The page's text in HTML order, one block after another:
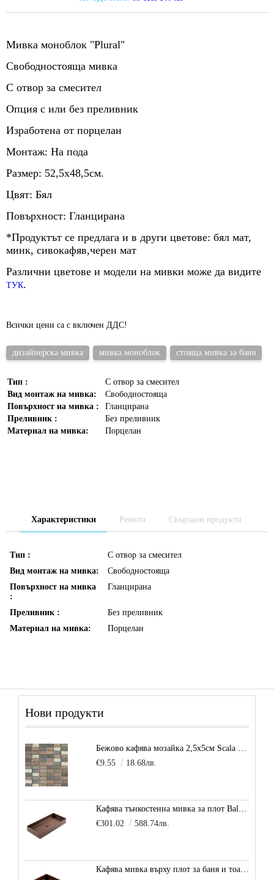
Мивка моноблок "Plural"
Свободностояща мивка
С отвор за смесител
Опция с или без преливник
Изработена от порцелан
Монтаж: На пода
Размер: 52,5х48,5см.
Цвят: Бял
Повърхност: Гланцирана
*Продуктът се предлага и в други цветове: бял мат,
минк, сивокафяв,черен мат
Различни цветове и модели на мивки може да видите
ТУК.
Всички цени са с включен ДДС!
дизайнерска мивка мивка моноблок стояща мивка за баня
Тип :
С отвор за смесител
Вид монтаж на мивка:
Свободностояща
Повърхност на мивка :
Гланцирана
Преливник :
Без преливник
Материал на мивка:
Порцелан
Характеристики Ревюта Свързани продукти
Тип :
С отвор за смесител
Вид монтаж на мивка:
Свободностояща
Повърхност на мивка
:
Гланцирана
Преливник :
Без преливник
Материал на мивка:
Порцелан
Нови продукти
Бежово кафява мозайка 2,5х5см Scala Beige
€9.55
18.68лв.
Кафява тънкостенна мивка за плот Balance, цвят - карамел
€301.02
588.74лв.
Кафява мивка върху плот за баня и тоалетна Decente, цвят - карамел